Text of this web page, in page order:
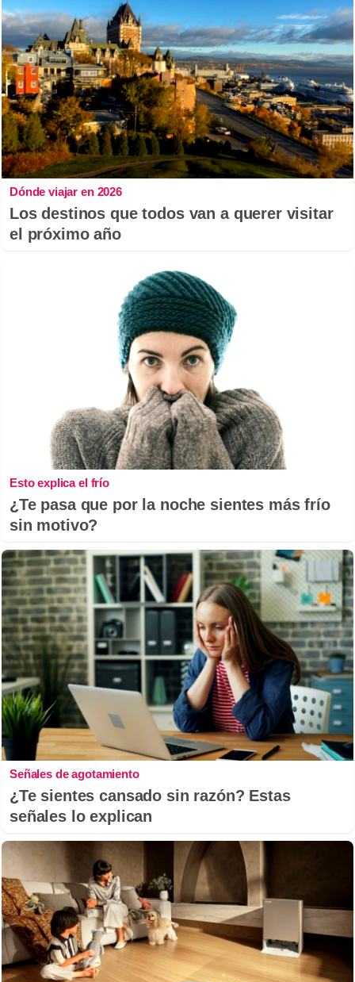
Dónde viajar en 2026
Los destinos que todos van a querer visitar
el próximo año
Esto explica el frío
¿Te pasa que por la noche sientes más frío
sin motivo?
Señales de agotamiento
¿Te sientes cansado sin razón? Estas
señales lo explican